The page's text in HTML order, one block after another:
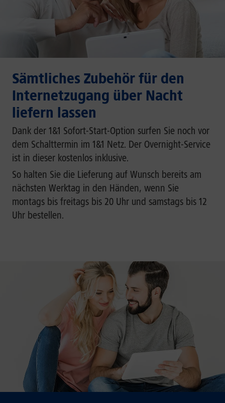
Sämtliches Zubehör für den
Internetzugang über Nacht
liefern lassen
Dank der 1&1 Sofort-Start-Option surfen Sie noch vor
dem Schalttermin im 1&1 Netz. Der Overnight-Service
ist in dieser kostenlos inklusive.
So halten Sie die Lieferung auf Wunsch bereits am
nächsten Werktag in den Händen, wenn Sie
montags bis freitags bis 20 Uhr und samstags bis 12
Uhr bestellen.